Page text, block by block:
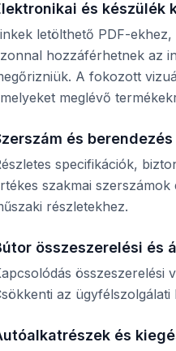
és készülék
letölthető PDF-
hozzáférhetnek az
A fokozott
meglévő
és
specifikációk,
szakmai
részletekhez.
összeszerelési és
összeszerelési
az ügyfélszolgálati
és